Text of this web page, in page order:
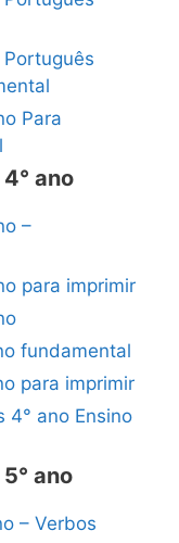
Para
ano
–
para imprimir
fundamental
para imprimir
4° ano Ensino
ano
– Verbos